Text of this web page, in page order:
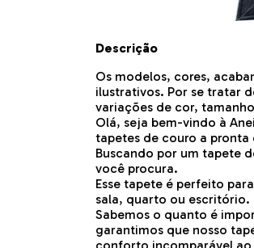
Descrição
Os modelos, cores,
ilustrativos. Por se tratar
variações de cor,
Olá, seja bem-vindo à
tapetes de couro a pronta
Buscando por um tapete
você procura.
Esse tapete é perfeito
sala, quarto ou escritório.
Sabemos o quanto é
garantimos que nosso